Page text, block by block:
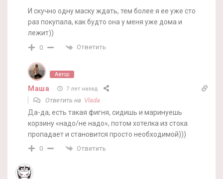
И скучно одну маску ждать, тем более я ее уже сто
раз покупала, как будто она у меня уже дома и
лежит))
0 Ответить
Автор
Маша 7 лет назад
Ответить на Vlada
Да-да, есть такая фигня, сидишь и маринуешь
корзину «надо/не надо», потом хотелка из стока
пропадает и становится просто необходимой)))
0 Ответить